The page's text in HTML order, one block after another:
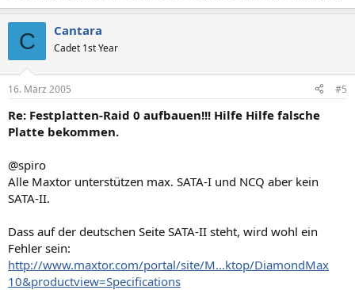
C Cantara
Cadet 1st Year
16. März 2005 #5
Re: Festplatten-Raid 0 aufbauen!!! Hilfe Hilfe falsche
Platte bekommen.
@spiro
Alle Maxtor unterstützen max. SATA-I und NCQ aber kein
SATA-II.
Dass auf der deutschen Seite SATA-II steht, wird wohl ein
Fehler sein:
http://www.maxtor.com/portal/site/M...ktop/DiamondMax
10&productview=Specifications